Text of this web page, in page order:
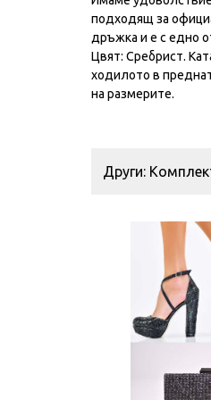
подходящ за
дръжка и е с едно
Цвят: Сребрист.
ходилото в
на размерите.
Други: